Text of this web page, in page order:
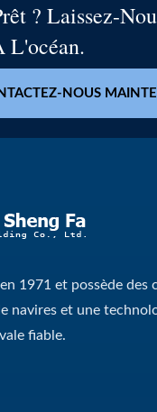
? Laissez-
L'océan.
NOUS
1971 et possède des
navires et une
fiable.